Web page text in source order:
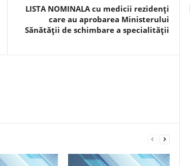
LISTA NOMINALA cu medicii rezidenţi
care au aprobarea Ministerului
Sănătăţii de schimbare a specialităţii